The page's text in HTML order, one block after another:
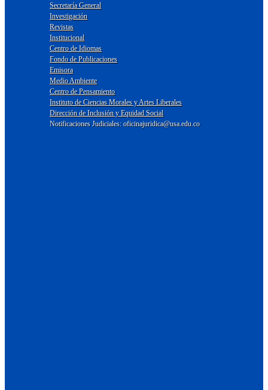
Secretaría General
Investigación
Revistas
Institucional
Centro de Idiomas
Fondo de Publicaciones
Emisora
Medio Ambiente
Centro de Pensamiento
Instituto de Ciencias Morales y Artes Liberales
Dirección de Inclusión y Equidad Social
Notificaciones Judiciales: oficinajuridica@usa.edu.co